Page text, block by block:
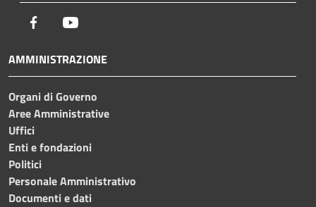
Facebook
AMMINISTRAZIONE
Organi di Governo
Aree Amministrative
Uffici
Enti e fondazioni
Politici
Personale Amministrativo
Documenti e dati